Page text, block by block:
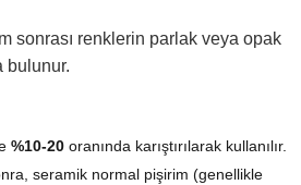
sonrası renklerin parlak veya opak
bulunur.
%10-20 oranında karıştırılarak kullanılır.
seramik normal pişirim (genellikle